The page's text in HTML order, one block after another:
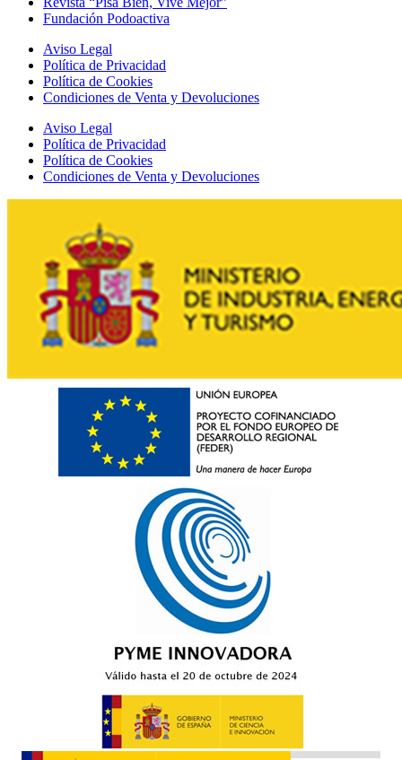
Fundación Podoactiva
Aviso Legal
Política de Privacidad
Política de Cookies
Condiciones de Venta y Devoluciones
Aviso Legal
Política de Privacidad
Política de Cookies
Condiciones de Venta y Devoluciones